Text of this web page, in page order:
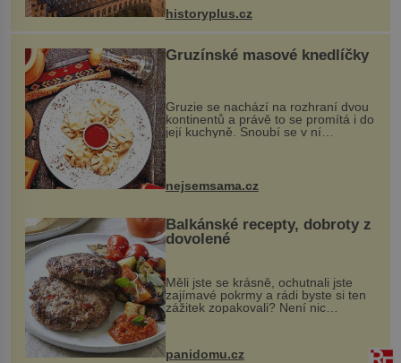
historyplus.cz
Gruzínské masové knedlíčky
Gruzie se nachází na rozhraní dvou
kontinentů a právě to se promítá i do
její kuchyně. Snoubí se v ní
evropské a asijské chutě a díky tomu
pokrmy, které rozhodně st...
nejsemsama.cz
Balkánské recepty, dobroty z
dovolené
Měli jste se krásně, ochutnali jste
zajímavé pokrmy a rádi byste si ten
zážitek zopakovali? Není nic
snazšího. Pljeskavica (10 porcí)
Možná jste ji ochutnali na dovolené v
bývalé Jugoslávii, lze ji vi...
panidomu.cz